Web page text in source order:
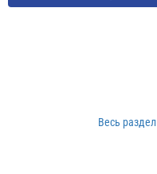
Весь раздел